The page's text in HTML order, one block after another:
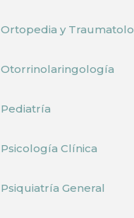
Ortopedia y
Otorrinolaringología
Pediatría
Psicología Clínica
Psiquiatría General